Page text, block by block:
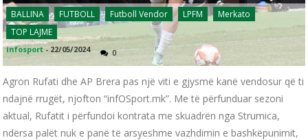
BALLINA FUTBOLL Futboll Vendor LPFM
Merkato
TOP LAJME
infosport - 22/05/2024 0
Agron Rufati dhe AP Brera pas një viti e gjysmë kanë vendosur që ti
ndajnë rrugët, njofton “infOSport.mk”. Me të përfunduar sezoni
aktual, Rufatit i përfundoi kontrata me skuadrën nga Strumica,
ndërsa palët nuk e panë të arsyeshme vazhdimin e bashkëpunimit,